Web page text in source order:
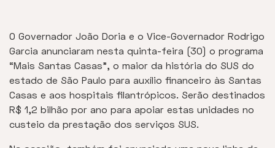
O Governador João Doria e o Vice-Governador Rodrigo
Garcia anunciaram nesta quinta-feira (30) o programa
“Mais Santas Casas”, o maior da história do SUS do
estado de São Paulo para auxílio financeiro às Santas
Casas e aos hospitais filantrópicos. Serão destinados
R$ 1,2 bilhão por ano para apoiar estas unidades no
custeio da prestação dos serviços SUS.